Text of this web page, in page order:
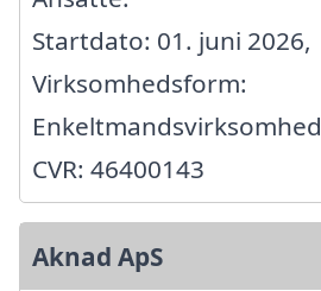
Startdato: 01. juni 2026,
Virksomhedsform:
Enkeltmandsvirksomhed
CVR: 46400143
Aknad ApS